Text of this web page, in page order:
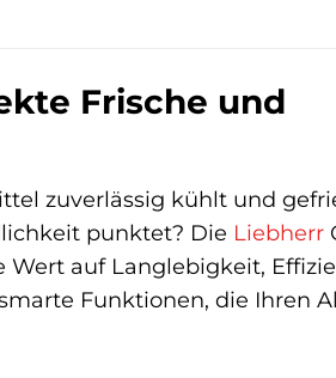
Frische und
zuverlässig kühlt und
punktet? Die Liebherr
auf Langlebigkeit,
Funktionen, die Ihren